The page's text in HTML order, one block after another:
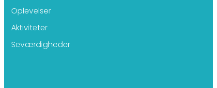
Oplevelser
Aktiviteter
Seværdigheder